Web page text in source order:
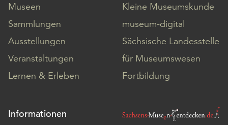
Museen
Sammlungen
Ausstellungen
Veranstaltungen
Lernen & Erleben
Kleine Museumskunde
museum-digital
Sächsische Landesstelle
für Museumswesen
Fortbildung
Informationen